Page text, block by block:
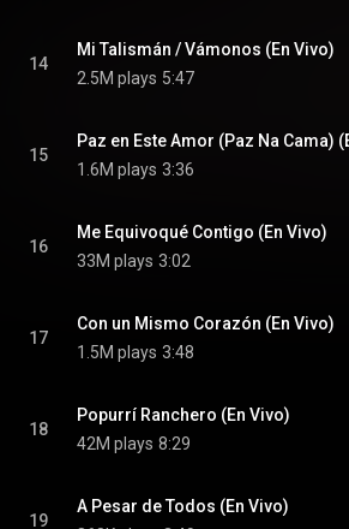
14
Mi Talismán / Vámonos (En Vivo)
2.5M plays 5:47
15
Paz en Este Amor (Paz Na Cama)
1.6M plays 3:36
16
Me Equivoqué Contigo (En Vivo)
33M plays 3:02
17
Con un Mismo Corazón (En Vivo)
1.5M plays 3:48
18
Popurrí Ranchero (En Vivo)
42M plays 8:29
19
A Pesar de Todos (En Vivo)